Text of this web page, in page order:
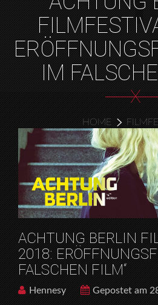
IM
X
HOME
ACHTUNG BERLIN
ERÖFFNUNGSFILM „ZWEI
ACHTUNG BERLIN
2018:
FALSCHEN FILM“
Hennesy Gepostet am